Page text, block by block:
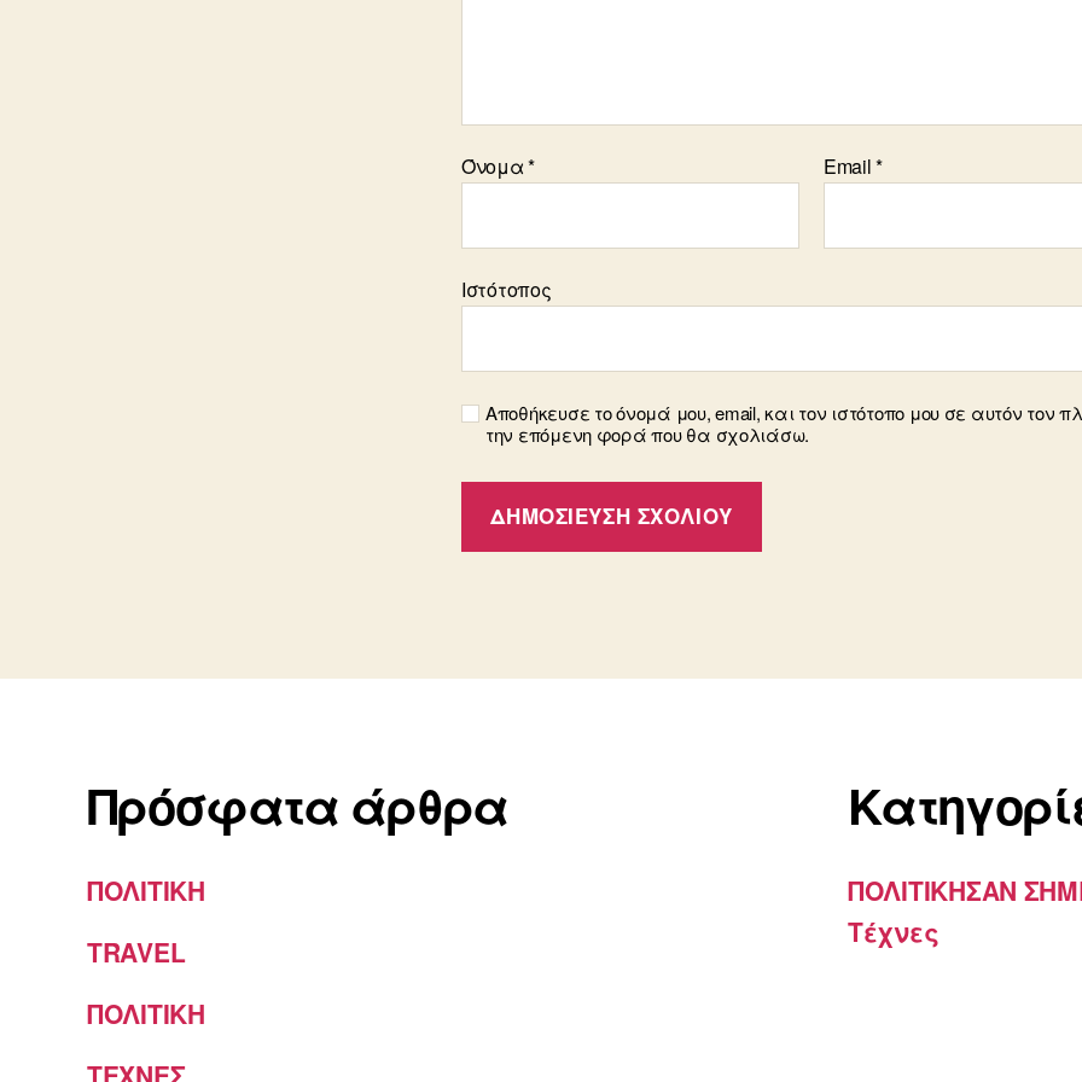
Όνομα* Email*
Ιστότοπος
Αποθήκευσε το όνομά μου, email, και τον ιστότοπο μου σε αυτόν τον
την επόμενη φορά που θα σχολιάσω.
Πρόσφατα άρθρα
ΠΟΛΙΤΙΚΗ
TRAVEL
ΠΟΛΙΤΙΚΗ
ΤΕΧΝΕΣ
ΠΟΛΙΤΙΚΗΣΑΝ
Τέχνες